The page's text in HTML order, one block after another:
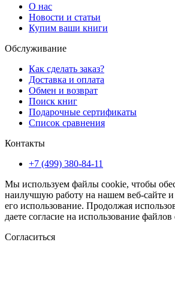
О нас
Новости и статьи
Купим ваши книги
Обслуживание
Как сделать заказ?
Доставка и оплата
Обмен и возврат
Поиск книг
Подарочные сертификаты
Список сравнения
Контакты
+7 (499) 380-84-11
Мы используем файлы cookie, чтобы
наилучшую работу на нашем веб-сайте и
его использование. Продолжая
даете согласие на использование файлов
Согласиться